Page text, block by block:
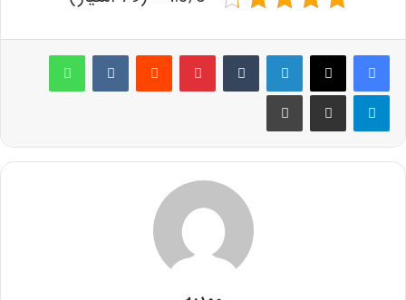
لینکدین ‫تامبلر پینترست‫رددیت ‫VKontakteواتس آپ
تلگرام اشتراک گذاری از طریق ایمیل چاپ